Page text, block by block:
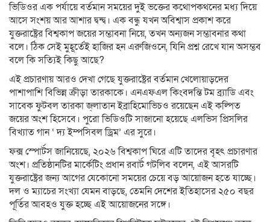
ভিডিওর এক পর্যায়ে বর্তমান সময়ের দুই ভক্তের কথোপকথনের মধ্য দিয়ে
আসে সংশয় আর আশার দ্বন্দ্ব। এক বন্ধু যখন অবিশ্বাস প্রকাশ করে
যুক্তরাষ্ট্রের বিশ্বকাপ জয়ের সম্ভাবনা নিয়ে, তখন অন্যজন সম্ভাবনার কথা
বলে। ঠিক সেই মুহূর্তেই হাজির হন এরুজিওনে, যিনি প্রশ্ন রেখে যান অসম্ভব
বলে কি সত্যিই কিছু আছে?
এই প্রচারণায় আরও দেখা গেছে যুক্তরাষ্ট্রের বর্তমান খেলোয়াড়দের
পাশাপাশি বিভিন্ন ক্রীড়া তারকাকে। এনএফএল কিংবদন্তি টম ব্র্যাডি এবং
সাবেক ফুটবল তারকা জ্লাতান ইব্রাহিমোভিচও রয়েছেন এই কল্পিত
জয়ের অংশ হিসেবে। পুরো ভিডিওটি সাজানো হয়েছে এলভিস প্রিসলির
বিখ্যাত গান ‘ দ্য ইম্পসিবল ড্রিম’ এর সুরে।
ফক্স স্পোর্টস জানিয়েছে, ২০২৬ বিশ্বকাপ ঘিরে এটি তাদের বৃহৎ প্রচারণার
অংশ। প্রতিষ্ঠানটির মার্কেটিং প্রধান রবার্ট গটলিব বলেন, এই আসরটি
যুক্তরাষ্ট্রের জন্য আগের যেকোনো সময়ের চেয়ে বড় আয়োজন হতে যাচ্ছে।
দল ও ম্যাচের সংখ্যা যেমন বাড়ছে, তেমনি দেশের ইতিহাসের ২৫০ বছর
পূর্তির আবহও যুক্ত হচ্ছে এই আয়োজনের সঙ্গে।